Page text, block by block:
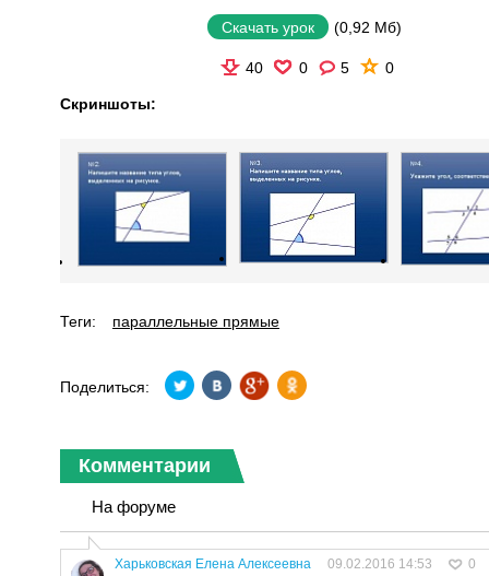
Скачать урок (0,92 Мб)
40 0 5 0
Скриншоты:
Теги: параллельные прямые
Поделиться:
Комментарии
На форуме
Харьковская Елена Алексеевна 09.02.2016 14:53 0